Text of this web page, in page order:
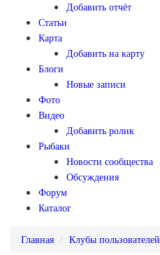
Добавить отчёт
Статьи
Карта
Добавить на карту
Блоги
Новые записи
Фото
Видео
Добавить ролик
Рыбаки
Новости сообщества
Обсуждения
Форум
Каталог
Главная Клубы пользователей